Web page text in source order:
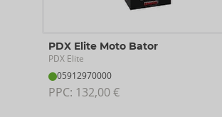
PDX Elite Moto Bator
PDX Elite
05912970000
PPC: 132,00 €